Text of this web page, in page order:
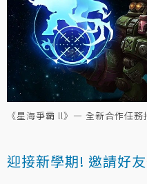
《星海爭霸 ll》— 全新合作任
迎接新學期! 邀請好